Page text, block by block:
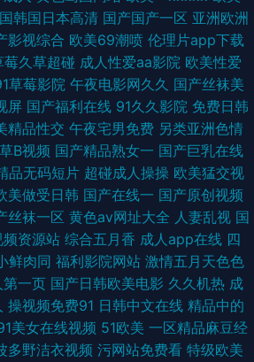
无码av 91次元免费视频 91色库 爱爱影院 国产成
日本超踫 午夜神马福利社 最新先锋资源av 91噜
婷婷色色导航 青青草男人天堂 丝袜足交射精 91高
梦 操人妻视觉 www四虎AV站 国产91aV福利电
影音先锋 中文无码人妻视频网 91社安全网址 东京
香蕉av电影 91足恋网 国产精品在线1 91人妻少
品专区 海角人妻91 99人人干 伊人99久久八挂海
在线视频精品 欧美视屏1区 浮淫久视频网站 亚
韩国日本高清 国产国产一区 亚洲欧洲
影视综合 欧美69潮喷 伦理片app下载
莓久草超碰 成人性爱aa影院 欧美性爱
草莓影院 午夜电影网久久 国产丝袜美
屏 国产福利在线 91久久影院 免费日韩
精品性交 午夜宅男免费 另类亚洲色情
B视频 国产精品熟女一 国产巨乳在线
品无码短片 超碰成人操操 欧美猛交视
美做受日韩 国产在线一 国产原创视频
丝袜一区 黄色av网址大全 人妻乱视 国
频资源站 综合五月香 成人app在线 四
鲜肉同 福利影院网站 激情五月天色色
第一页 国产日韩欧美电影 久久机热 成
操视频免费91 日韩中文在线 精品中的
美女在线视频 51欧美 一区精品麻豆经
多野洁衣视频 污网站免费看 特级欧美